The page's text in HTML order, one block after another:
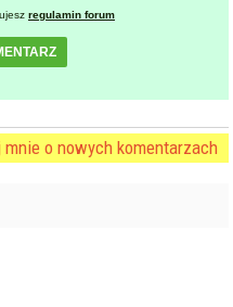
regulamin forum
o nowych komentarzach